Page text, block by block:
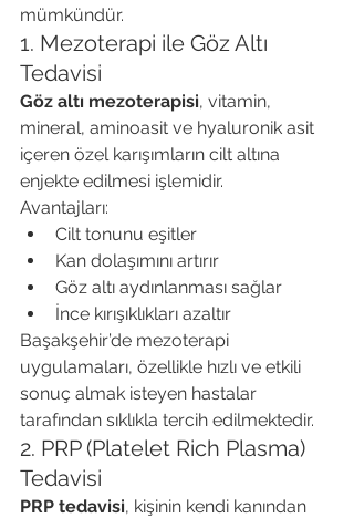
mümkündür.
1. Mezoterapi ile Göz Altı
Tedavisi
Göz altı mezoterapisi, vitamin,
mineral, aminoasit ve hyaluronik asit
içeren özel karışımların cilt altına
enjekte edilmesi işlemidir.
Avantajları:
Cilt tonunu eşitler
Kan dolaşımını artırır
Göz altı aydınlanması sağlar
İnce kırışıklıkları azaltır
Başakşehir’de mezoterapi
uygulamaları, özellikle hızlı ve etkili
sonuç almak isteyen hastalar
tarafından sıklıkla tercih edilmektedir.
2. PRP (Platelet Rich Plasma)
Tedavisi
PRP tedavisi, kişinin kendi kanından